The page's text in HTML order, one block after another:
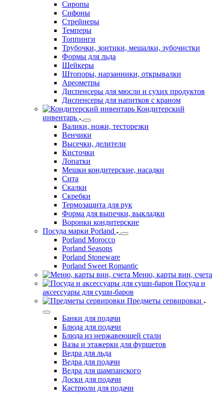
Сиропы
Сифоны
Стрейнеры
Темперы
Топпинги
Трубочки, зонтики, мешалки, зубочистки
Формы для льда
Шейкеры
Штопоры, нарзанники, открывалки
Ареометры
Диспенсеры для мюсли и сухих продуктов
Диспенсеры для напитков с краном
Кондитерский
инвентарь
Валики, ножи, тесторезки
Венчики
Высечки, делители
Кисточки
Лопатки
Мешки кондитерские, насадки
Сита
Скалки
Скребки
Термозащита для рук
Форма для выпечки, выкладки
Воронки кондитерские
Посуда марки Porland
Porland Morocco
Porland Seasons
Porland Stoneware
Porland Sweet Romantic
Меню, карты вин, счета
Посуда и
аксессуары для суши-баров
Предметы сервировки
Банки для подачи
Блюда для подачи
Блюда из нержавеющей стали
Вазы и этажерки для фуршетов
Ведра для льда
Ведра для подачи
Ведра для шампанского
Доски для подачи
Кастрюли для подачи